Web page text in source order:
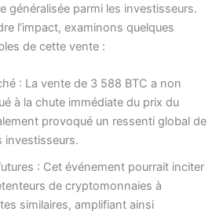
généralisée parmi les investisseurs.
l’impact, examinons quelques
de cette vente :
: La vente de 3 588 BTC a non
à la chute immédiate du prix du
provoqué un ressenti global de
investisseurs.
: Cet événement pourrait inciter
de cryptomonnaies à
similaires, amplifiant ainsi